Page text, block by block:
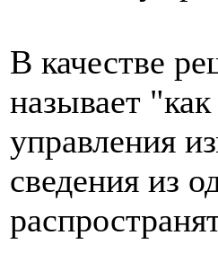
В качестве
называет
управления
сведения из